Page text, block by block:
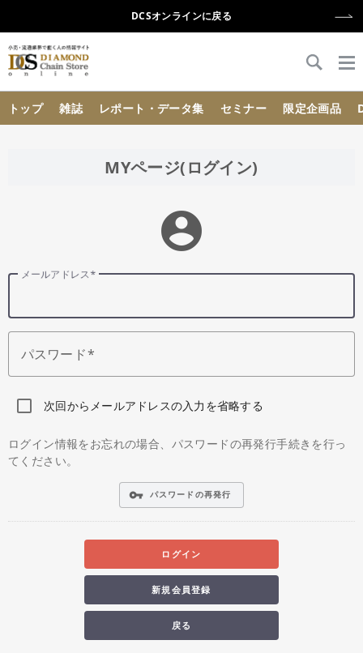
DCSオンラインに戻る
トップ 雑誌 レポート・データ集 セミナー 限定企画品
MYページ(ログイン)
account_circle
メールアドレス
パスワード
次回からメールアドレスの入力を省略する
ログイン情報をお忘れの場合、パスワードの再発行手続きを行っ
てください。
vpn_key パスワードの再発行
ログイン
新規会員登録
戻る